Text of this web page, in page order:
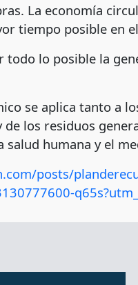
La economía
tiempo posible en
todo lo posible la
se aplica tanto a
los residuos
salud humana y el
posts/